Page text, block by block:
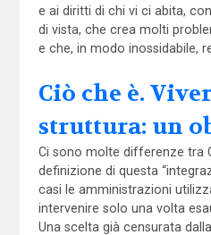
e ai diritti di chi vi ci abita,
di vista, che crea molti
e che, in modo inossidabile,
Ciò che è.
struttura: un
Ci sono molte differenze tra
definizione di questa
casi le amministrazioni
intervenire solo una volta
Una scelta già censurata